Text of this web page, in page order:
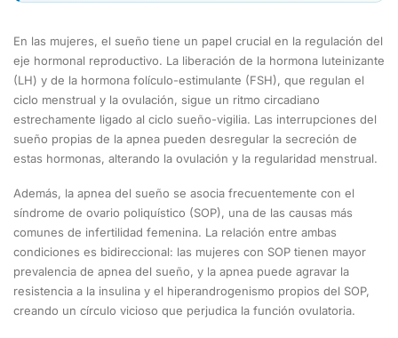
En las mujeres, el sueño tiene un papel crucial en la regulación del
eje hormonal reproductivo. La liberación de la hormona luteinizante
(LH) y de la hormona folículo-estimulante (FSH), que regulan el
ciclo menstrual y la ovulación, sigue un ritmo circadiano
estrechamente ligado al ciclo sueño-vigilia. Las interrupciones del
sueño propias de la apnea pueden desregular la secreción de
estas hormonas, alterando la ovulación y la regularidad menstrual.
Además, la apnea del sueño se asocia frecuentemente con el
síndrome de ovario poliquístico (SOP), una de las causas más
comunes de infertilidad femenina. La relación entre ambas
condiciones es bidireccional: las mujeres con SOP tienen mayor
prevalencia de apnea del sueño, y la apnea puede agravar la
resistencia a la insulina y el hiperandrogenismo propios del SOP,
creando un círculo vicioso que perjudica la función ovulatoria.